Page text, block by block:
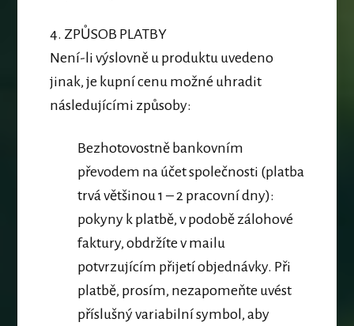
4. ZPŮSOB PLATBY
Není-li výslovně u produktu uvedeno
jinak, je kupní cenu možné uhradit
následujícími způsoby:
Bezhotovostně bankovním
převodem na účet společnosti (platba
trvá většinou 1 – 2 pracovní dny):
pokyny k platbě, v podobě zálohové
faktury, obdržíte v mailu
potvrzujícím přijetí objednávky. Při
platbě, prosím, nezapomeňte uvést
příslušný variabilní symbol, aby